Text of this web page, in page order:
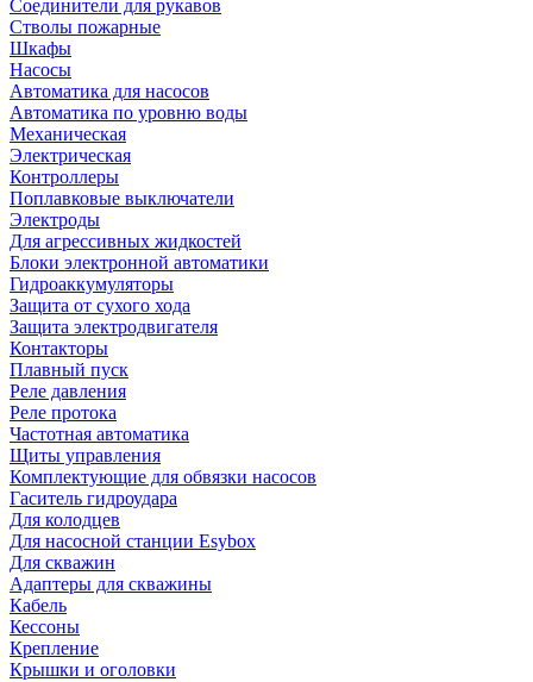
Соединители для рукавов
Стволы пожарные
Шкафы
Насосы
Автоматика для насосов
Автоматика по уровню воды
Механическая
Электрическая
Контроллеры
Поплавковые выключатели
Электроды
Для агрессивных жидкостей
Блоки электронной автоматики
Гидроаккумуляторы
Защита от сухого хода
Защита электродвигателя
Контакторы
Плавный пуск
Реле давления
Реле протока
Частотная автоматика
Щиты управления
Комплектующие для обвязки насосов
Гаситель гидроудара
Для колодцев
Для насосной станции Esybox
Для скважин
Адаптеры для скважины
Кабель
Кессоны
Крепление
Крышки и оголовки